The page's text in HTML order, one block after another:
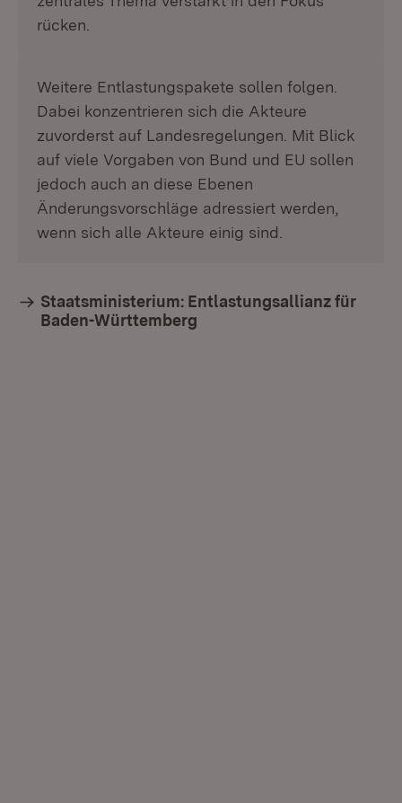
rücken.
Weitere Entlastungspakete sollen folgen.
Dabei konzentrieren sich die Akteure
zuvorderst auf Landesregelungen. Mit Blick
auf viele Vorgaben von Bund und EU sollen
jedoch auch an diese Ebenen
Änderungsvorschläge adressiert werden,
wenn sich alle Akteure einig sind.
Staatsministerium: Entlastungsallianz für
Baden-Württemberg